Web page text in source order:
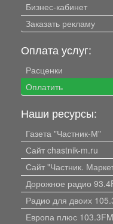
Бизнес-кабинет
Заказать рекламу
Оплата услуг:
Расценки
Оплатить
Наши ресурсы:
Газета "Частник-М"
Сайт chastnik-m.ru
Сайт "Частник.
Дорожное радио
Радио для двоих
Европа плюс 103.3FM